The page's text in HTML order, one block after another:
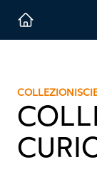
COLLEZIONI